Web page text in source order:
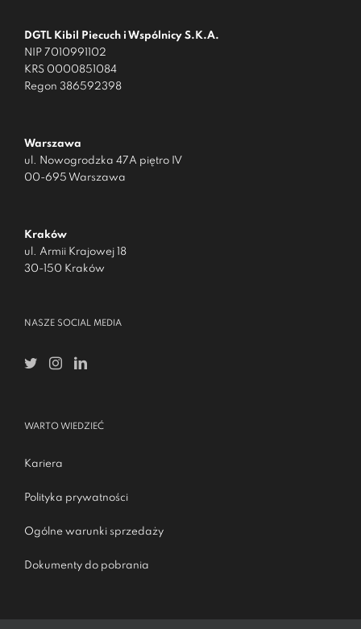
DGTL Kibil Piecuch i Wspólnicy S.K.A.
NIP 7010991102
KRS 0000851084
Regon 386592398
Warszawa
ul. Nowogrodzka 47A piętro IV
00-695 Warszawa
Kraków
ul. Armii Krajowej 18
30-150 Kraków
NASZE SOCIAL MEDIA
WARTO WIEDZIEĆ
Kariera
Polityka prywatności
Ogólne warunki sprzedaży
Dokumenty do pobrania